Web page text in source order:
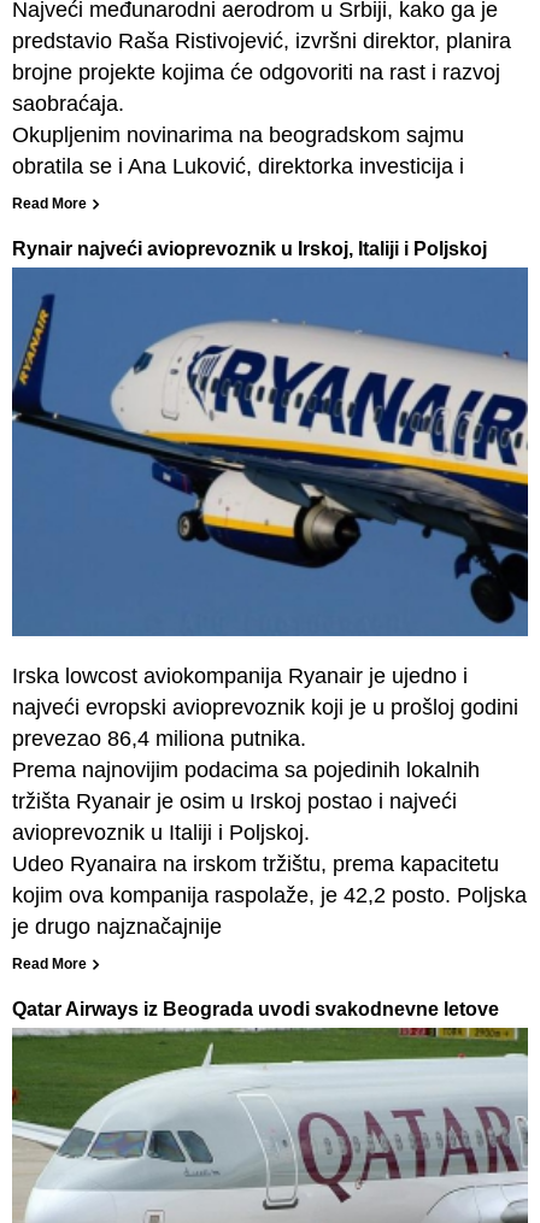
Najveći međunarodni aerodrom u Srbiji, kako ga je
predstavio Raša Ristivojević, izvršni direktor, planira
brojne projekte kojima će odgovoriti na rast i razvoj
saobraćaja.
Okupljenim novinarima na beogradskom sajmu
obratila se i Ana Luković, direktorka investicija i
Read More
Rynair najveći avioprevoznik u Irskoj, Italiji i Poljskoj
Irska lowcost aviokompanija Ryanair je ujedno i
najveći evropski avioprevoznik koji je u prošloj godini
prevezao 86,4 miliona putnika.
Prema najnovijim podacima sa pojedinih lokalnih
tržišta Ryanair je osim u Irskoj postao i najveći
avioprevoznik u Italiji i Poljskoj.
Udeo Ryanaira na irskom tržištu, prema kapacitetu
kojim ova kompanija raspolaže, je 42,2 posto. Poljska
je drugo najznačajnije
Read More
Qatar Airways iz Beograda uvodi svakodnevne letove